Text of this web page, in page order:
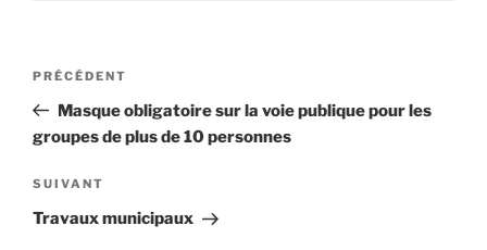
Navigation
l’article
Article
précédent
PRÉCÉDENT
Masque obligatoire sur la voie publique pour les
groupes de plus de 10 personnes
Article
suivant
SUIVANT
Travaux municipaux